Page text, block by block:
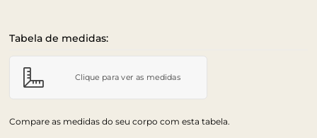
Tabela de medidas:
Clique para ver as medidas
Compare as medidas do seu corpo com esta tabela.